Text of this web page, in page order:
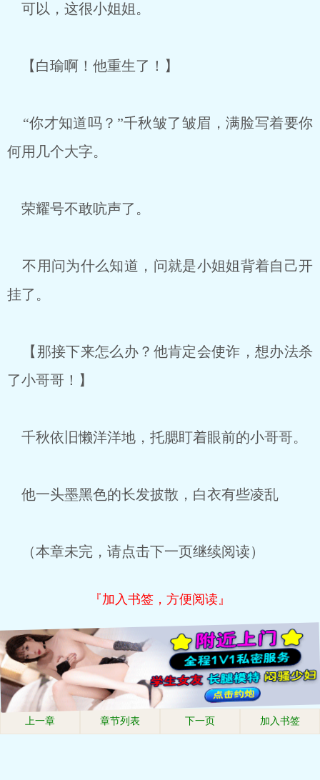
可以，这很小姐姐。
【白瑜啊！他重生了！】
“你才知道吗？”千秋皱了皱眉，满脸写着要你
何用几个大字。
荣耀号不敢吭声了。
不用问为什么知道，问就是小姐姐背着自己开
挂了。
【那接下来怎么办？他肯定会使诈，想办法杀
了小哥哥！】
千秋依旧懒洋洋地，托腮盯着眼前的小哥哥。
他一头墨黑色的长发披散，白衣有些凌乱
（本章未完，请点击下一页继续阅读）
『加入书签，方便阅读』
上一章 章节列表 下一页 加入书签